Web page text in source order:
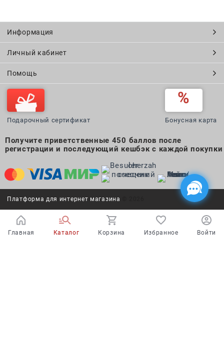
Информация
Личный кабинет
Помощь
Подарочный сертификат Бонусная карта
Получите приветственные 450 баллов после
регистрации и последующий кешбэк с каждой покупки
Платформа для интернет магазина
Главная Каталог Корзина Избранное Войти